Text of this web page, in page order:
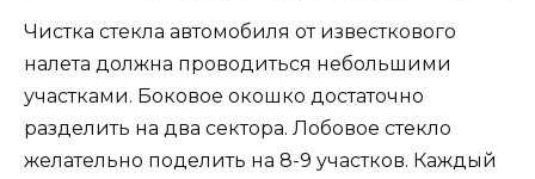
Чистка стекла автомобиля от известкового
налета должна проводиться небольшими
участками. Боковое окошко достаточно
разделить на два сектора. Лобовое стекло
желательно поделить на 8-9 участков. Каждый